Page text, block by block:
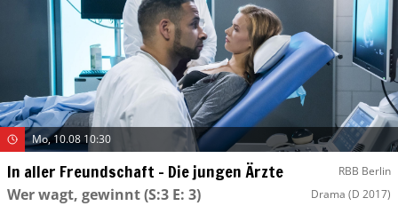
Mo, 10.08 10:30
In aller Freundschaft – Die jungen Ärzte RBB Berlin
Wer wagt, gewinnt(S:3 E: 3) Drama (D 2017)